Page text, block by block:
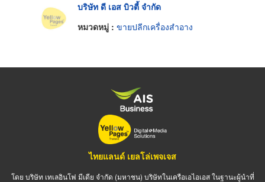
บริษัท ดี เอส บิวตี้ จำกัด
หมวดหมู่ : ขายปลีกเครื่องสำอาง
ไทยแลนด์ เยลโล่เพจเจส
โดย บริษัท เทเลอินโฟ มีเดีย จำกัด (มหาชน) บริษัทในเครือเอไอเอส ในฐานะผู้นำที่